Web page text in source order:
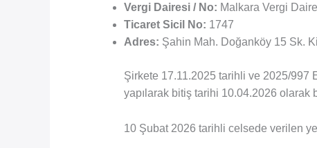
Vergi Dairesi / No: Malkara Vergi
Ticaret Sicil No: 1747
Adres: Şahin Mah. Doğanköy 15 Sk.
Şirkete 17.11.2025 tarihli ve 2025/997
yapılarak bitiş tarihi 10.04.2026 olarak
10 Şubat 2026 tarihli celsede verilen